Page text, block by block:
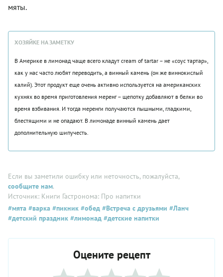
мяты.
ХОЗЯЙКЕ НА ЗАМЕТКУ
В Америке в лимонад чаще всего кладут cream of tartar – не «соус тартар»,
как у нас часто любят переводить, а винный камень (он же виннокислый
калий). Этот продукт еще очень активно используется на американских
кухнях во время приготовления меренг – щепотку добавляют в белки во
время взбивания. И тогда меренги получаются пышными, гладкими,
блестящими и не опадают. В лимонаде винный камень дает
дополнительную шипучесть.
Если вы заметили ошибку или неточность, пожалуйста,
сообщите нам.
Источник: Книги Гастронома: Про напитки
#мята #варка #пикник #обед #Встреча с друзьями #Ланч
#детский праздник #лимонад #детские напитки
Оцените рецепт